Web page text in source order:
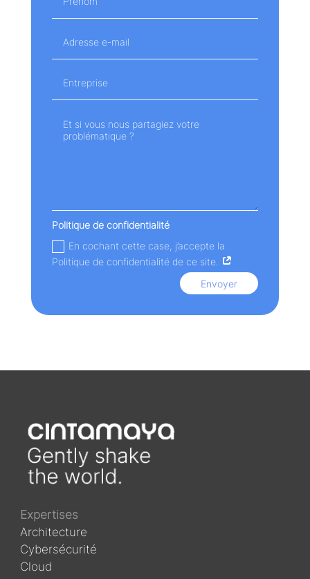
Politique de confidentialité
En cochant cette case, j’accepte la
Politique de confidentialité de ce site.
Envoyer
Expertises
Architecture
Cybersécurité
Cloud